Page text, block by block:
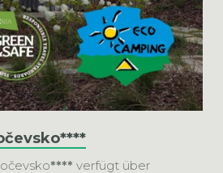
**** verfügt über